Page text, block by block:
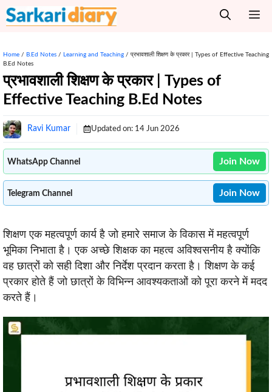
Skip
to
Home / B.Ed Notes / Learning and Teaching / प्रभावशाली शिक्षण के प्रकार | Types of Effective Teaching
B.Ed Notes
प्रभावशाली शिक्षण के प्रकार | Types of
Effective Teaching B.Ed Notes
Ravi Kumar Updated on: 14 Jun 2026
WhatsApp Channel Join Now
Telegram Channel Join Now
शिक्षण एक महत्वपूर्ण कार्य है जो हमारे समाज के विकास में महत्वपूर्ण
भूमिका निभाता है। एक अच्छे शिक्षक का महत्व अविश्वसनीय है क्योंकि
वह छात्रों को सही दिशा और निर्देश प्रदान करता है। शिक्षण के कई
प्रकार होते हैं जो छात्रों के विभिन्न आवश्यकताओं को पूरा करने में मदद
करते हैं।